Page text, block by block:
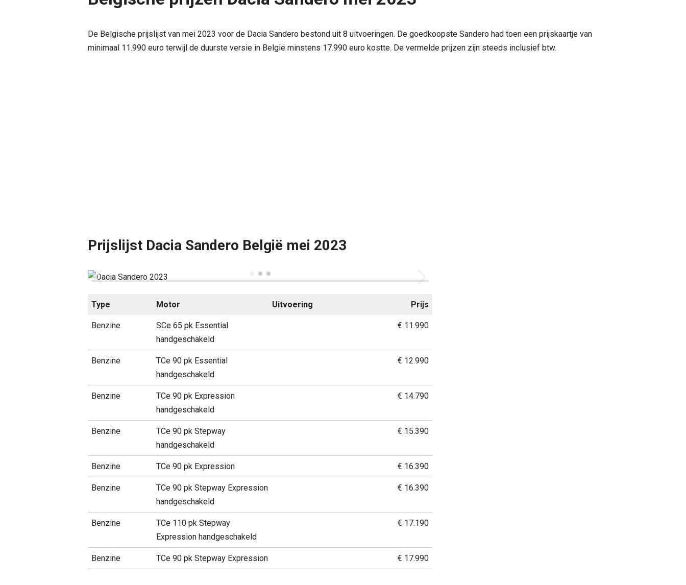
De Belgische prijslijst van mei 2023 voor de Dacia Sandero bestond uit 8 uitvoeringen. De goedkoopste Sandero had toen een prijskaartje van
minimaal 11.990 euro terwijl de duurste versie in België minstens 17.990 euro kostte. De vermelde prijzen zijn steeds inclusief btw.
Prijslijst Dacia Sandero België mei 2023
Type Motor Uitvoering Prijs
Benzine
SCe 65 pk Essential
handgeschakeld
€ 11.990
Benzine
TCe 90 pk Essential
handgeschakeld
€ 12.990
Benzine
TCe 90 pk Expression
handgeschakeld
€ 14.790
Benzine
TCe 90 pk Stepway
handgeschakeld
€ 15.390
Benzine TCe 90 pk Expression € 16.390
Benzine
TCe 90 pk Stepway Expression
handgeschakeld
€ 16.390
Benzine
TCe 110 pk Stepway
Expression handgeschakeld
€ 17.190
Benzine TCe 90 pk Stepway Expression € 17.990